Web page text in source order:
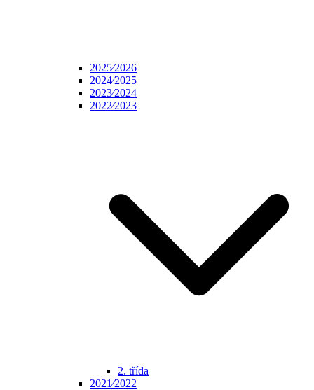
2025⁄2026
2024⁄2025
2023⁄2024
2022⁄2023
2. třída
2021⁄2022